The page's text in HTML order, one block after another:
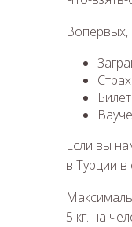
Вопервых,
Если вы
в Турции
5 кг. на